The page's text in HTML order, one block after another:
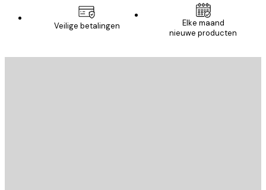
Veilige betalingen
Elke maand
nieuwe producten